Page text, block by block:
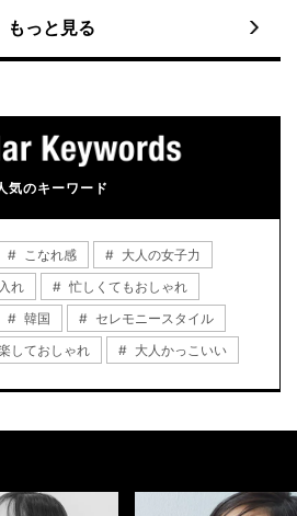
もっと見る
気のキーワード
こなれ感
大人の女子力
れ
忙しくてもおしゃれ
韓国
セレモニースタイル
しておしゃれ 大人かっこいい